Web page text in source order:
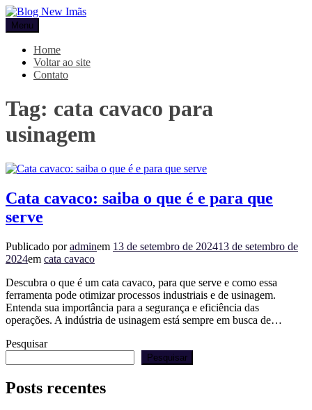
Pular
para
o
conteúdo
Blog New Imãs
Menu
Home
Voltar ao site
Contato
Tag: cata cavaco para
usinagem
Cata cavaco: saiba o que é e para que
serve
Publicado poradminem 13 de setembro de 202413 de setembro de
2024em cata cavaco
Descubra o que é um cata cavaco, para que serve e como essa
ferramenta pode otimizar processos industriais e de usinagem.
Entenda sua importância para a segurança e eficiência das
operações. A indústria de usinagem está sempre em busca de…
Pesquisar
Pesquisar
Posts recentes